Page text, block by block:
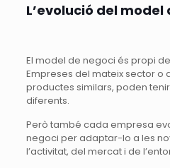
L’evolució del model
El model de negoci és propi
Empreses del mateix sector o
productes similars, poden
diferents.
Però també cada empresa
negoci per adaptar-lo a les
l’activitat, del mercat i de